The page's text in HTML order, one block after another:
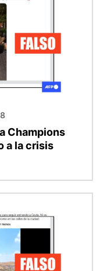
Champions
a la crisis